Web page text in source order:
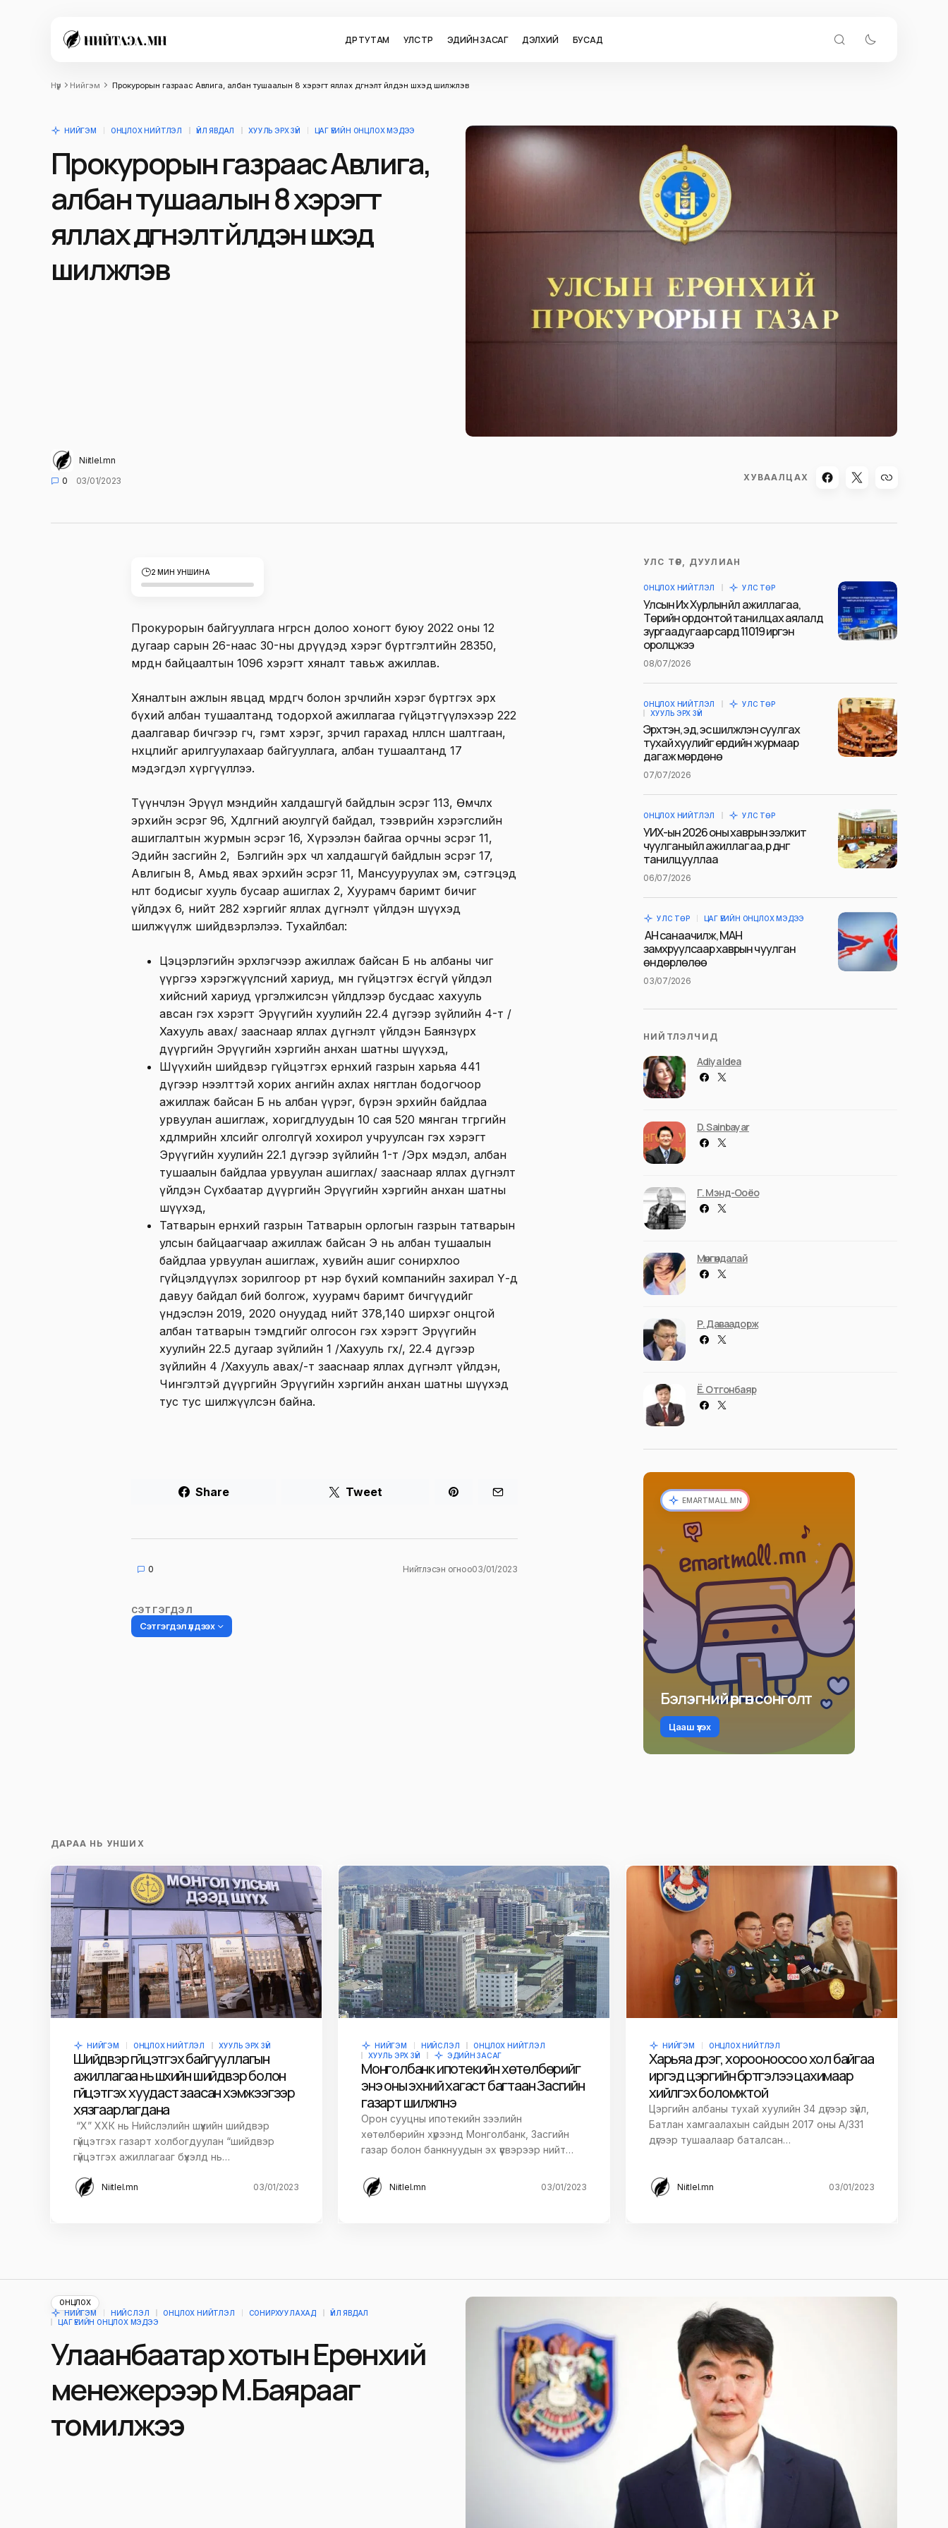
ӨДӨР ТУТАМ УЛС ТӨР ЭДИЙН ЗАСАГ ДЭЛХИЙ БУСАД
Нүүр Нийгэм Прокурорын газраас Авлига, албан тушаалын 8 хэрэгт яллах дүгнэлт үйлдэн шүүхэд шилжүүлэв
НИЙГЭМ ОНЦЛОХ НИЙТЛЭЛ ҮЙЛ ЯВДАЛ ХУУЛЬ ЭРХ ЗҮЙ ЦАГ ҮЕИЙН ОНЦЛОХ МЭДЭЭ
Прокурорын газраас Авлига,
албан тушаалын 8 хэрэгт
яллах дүгнэлт үйлдэн шүүхэд
шилжүүлэв
Niitlel.mn
0
03/01/2023 ХУВААЛЦАХ
2 МИН УНШИНА
Прокурорын байгууллага өнгөрсөн долоо хоногт буюу 2022 оны 12
дугаар сарын 26-наас 30-ны өдрүүдэд хэрэг бүртгэлтийн 28350,
мөрдөн байцаалтын 1096 хэрэгт хяналт тавьж ажиллав.
Хяналтын ажлын явцад мөрдөгч болон зөрчлийн хэрэг бүртгэх эрх
бүхий албан тушаалтанд тодорхой ажиллагаа гүйцэтгүүлэхээр 222
даалгавар бичгээр өгч, гэмт хэрэг, зөрчил гарахад нөлөөлсөн шалтгаан,
нөхцөлийг арилгуулахаар байгууллага, албан тушаалтанд 17
мэдэгдэл хүргүүллээ.
Түүнчлэн Эрүүл мэндийн халдашгүй байдлын эсрэг 113, Өмчлөх
эрхийн эсрэг 96, Хөдөлгөөний аюулгүй байдал, тээврийн хэрэгслийн
ашиглалтын журмын эсрэг 16, Хүрээлэн байгаа орчны эсрэг 11,
Эдийн засгийн 2, Бэлгийн эрх чөлөө халдашгүй байдлын эсрэг 17,
Авлигын 8, Амьд явах эрхийн эсрэг 11, Мансууруулах эм, сэтгэцэд
нөлөөт бодисыг хууль бусаар ашиглах 2, Хуурамч баримт бичиг
үйлдэх 6, нийт 282 хэргийг яллах дүгнэлт үйлдэн шүүхэд
шилжүүлж шийдвэрлэлээ. Тухайлбал:
Цэцэрлэгийн эрхлэгчээр ажиллаж байсан Б нь албаны чиг
үүргээ хэрэгжүүлсний хариуд, мөн гүйцэтгэх ёсгүй үйлдэл
хийсний хариуд үргэлжилсэн үйлдлээр бусдаас хахууль
авсан гэх хэрэгт Эрүүгийн хуулийн 22.4 дүгээр зүйлийн 4-т /
Хахууль авах/ зааснаар яллах дүгнэлт үйлдэн Баянзүрх
дүүргийн Эрүүгийн хэргийн анхан шатны шүүхэд,
Шүүхийн шийдвэр гүйцэтгэх ерөнхий газрын харьяа 441
дүгээр нээлттэй хорих ангийн ахлах нягтлан бодогчоор
ажиллаж байсан Б нь албан үүрэг, бүрэн эрхийн байдлаа
урвуулан ашиглаж, хоригдлуудын 10 сая 520 мянган төгрөгийн
хөдөлмөрийн хөлсийг олголгүй хохирол учруулсан гэх хэрэгт
Эрүүгийн хуулийн 22.1 дүгээр зүйлийн 1-т /Эрх мэдэл, албан
тушаалын байдлаа урвуулан ашиглах/ зааснаар яллах дүгнэлт
үйлдэн Сүхбаатар дүүргийн Эрүүгийн хэргийн анхан шатны
шүүхэд,
Татварын ерөнхий газрын Татварын орлогын газрын татварын
улсын байцаагчаар ажиллаж байсан Э нь албан тушаалын
байдлаа урвуулан ашиглаж, хувийн ашиг сонирхлоо
гүйцэлдүүлэх зорилгоор өөртөө нэр бүхий компанийн захирал Ү-д
давуу байдал бий болгож, хуурамч баримт бичгүүдийг
үндэслэн 2019, 2020 онуудад нийт 378,140 ширхэг онцгой
албан татварын тэмдгийг олгосон гэх хэрэгт Эрүүгийн
хуулийн 22.5 дугаар зүйлийн 1 /Хахууль өгөх/, 22.4 дүгээр
зүйлийн 4 /Хахууль авах/-т зааснаар яллах дүгнэлт үйлдэн,
Чингэлтэй дүүргийн Эрүүгийн хэргийн анхан шатны шүүхэд
тус тус шилжүүлсэн байна.
Share Tweet
0 Нийтлэсэн огноо03/01/2023
СЭТГЭГДЭЛ
Сэтгэгдэл үлдээх
Save my name and e-mail in this browser for the next
time I comment.
Илгээх
УЛС ТӨР, ДУУЛИАН
ОНЦЛОХ НИЙТЛЭЛ УЛС ТӨР
Улсын Их Хурлын үйл ажиллагаа,
Төрийн ордонтой танилцах аялалд
зургаадугаар сард 11019 иргэн
оролцжээ
08/07/2026
ОНЦЛОХ НИЙТЛЭЛ
УЛС ТӨР
ХУУЛЬ ЭРХ ЗҮЙ
Эрхтэн, эд, эс шилжүүлэн суулгах
тухай хуулийг ердийн журмаар
дагаж мөрдөнө
07/07/2026
ОНЦЛОХ НИЙТЛЭЛ УЛС ТӨР
УИХ-ын 2026 оны хаврын ээлжит
чуулганы үйл ажиллагаа, үр дүнг
танилцууллаа
06/07/2026
УЛС ТӨР ЦАГ ҮЕИЙН ОНЦЛОХ МЭДЭЭ
АН санаачилж, МАН
замхруулсаар хаврын чуулган
өндөрлөлөө
03/07/2026
НИЙТЛЭЛЧИД
Adiya Idea
D. Sainbayar
Г. Мэнд-Ооёо
Мөнгөндалай
Р. Даваадорж
Ё. Отгонбаяр
EMARTMALL.MN
Бэлэгний өргөн сонголт
Цааш үзэх
ДАРАА НЬ УНШИХ
НИЙГЭМ ОНЦЛОХ НИЙТЛЭЛ ХУУЛЬ ЭРХ ЗҮЙ
Шийдвэр гүйцэтгэх байгууллагын
ажиллагаа нь шүүхийн шийдвэр болон
гүйцэтгэх хуудаст заасан хэмжээгээр
хязгаарлагдана
“Х” ХХК нь Нийслэлийн шүүхийн шийдвэр
гүйцэтгэх газарт холбогдуулан “шийдвэр
гүйцэтгэх ажиллагааг бүхэлд нь…
Niitlel.mn 03/01/2023
НИЙГЭМ НИЙСЛЭЛ
ОНЦЛОХ НИЙТЛЭЛ
ХУУЛЬ ЭРХ ЗҮЙ
ЭДИЙН ЗАСАГ
Монголбанк ипотекийн хөтөлбөрийг
энэ оны эхний хагаст багтаан Засгийн
газарт шилжүүлнэ
Орон сууцны ипотекийн зээлийн
хөтөлбөрийн хүрээнд Монголбанк, Засгийн
газар болон банкнуудын эх үүсвэрээр нийт…
Niitlel.mn 03/01/2023
НИЙГЭМ ОНЦЛОХ НИЙТЛЭЛ
Харьяа дүүрэг, хорооноосоо хол байгаа
иргэд цэргийн бүртгэлээ цахимаар
хийлгэх боломжтой
Цэргийн албаны тухай хуулийн 34 дүгээр зүйл,
Батлан хамгаалахын сайдын 2017 оны A/331
дүгээр тушаалаар баталсан…
Niitlel.mn 03/01/2023
ОНЦЛОХ
НИЙГЭМ
НИЙСЛЭЛ ОНЦЛОХ НИЙТЛЭЛ СОНИРХУУЛАХАД
ҮЙЛ ЯВДАЛ
ЦАГ ҮЕИЙН ОНЦЛОХ МЭДЭЭ
Улаанбаатар хотын Ерөнхий
менежерээр М.Баярааг
томилжээ